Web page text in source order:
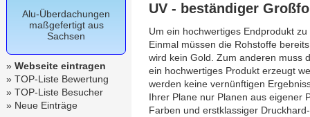
Alu-Überdachungen
maßgefertigt aus
Sachsen
» Webseite eintragen
» TOP-Liste Bewertung
» TOP-Liste Besucher
» Neue Einträge
UV - beständiger
Um ein hochwertiges Endprodukt
Einmal müssen die Rohstoffe
wird kein Gold. Zum anderen muss
ein hochwertiges Produkt erzeugt
werden keine vernünftigen
Ihrer Plane nur Planen aus eigener
Farben und erstklassiger